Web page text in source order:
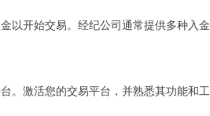
以开始交易。经纪公司通常提供多种入
。激活您的交易平台，并熟悉其功能和工